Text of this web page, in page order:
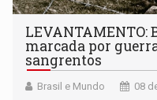
marcada por
sangrentos
Brasil e Mundo 08